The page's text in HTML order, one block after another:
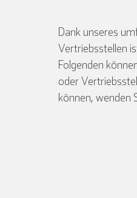
Dank unseres
Vertriebsstellen
Folgenden
oder
können, wenden